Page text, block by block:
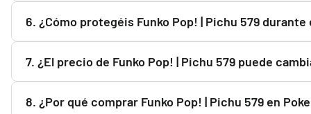
6. ¿Cómo protegéis Funko Pop! | Pichu 579 durante
7. ¿El precio de Funko Pop! | Pichu 579 puede
8. ¿Por qué comprar Funko Pop! | Pichu 579 en